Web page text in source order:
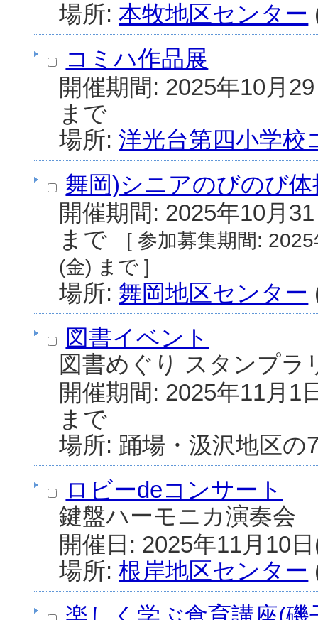
場所:本牧地区センター
コミハ作品展
開催期間: 2025年10月
場所:洋光台第四小学
舞岡)シニアのびのび体
開催期間: 2025年10月
[ 参加募集期間: 2025年10月11日(土) から 2026年1月23日
(金) まで ]
場所: 舞岡地区センター
図書イベント
図書めぐり スタンプラ
開催期間: 2025年11月1
ロビーdeコンサート
鍵盤ハーモニカ演奏会
場所:根岸地区センター